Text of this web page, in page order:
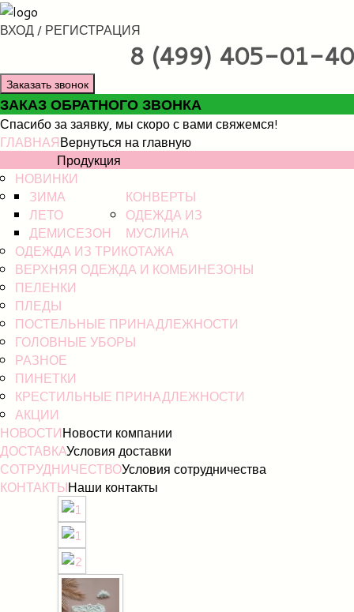
ВХОД / РЕГИСТРАЦИЯ
8 (499) 405-01-40
Заказать звонок
ЗАКАЗ ОБРАТНОГО ЗВОНКА
Спасибо за заявку, мы скоро с вами свяжемся!
ГЛАВНАЯВернуться на главную
Продукция
НОВИНКИ
КОНВЕРТЫ
ЗИМА
ЛЕТО
ДЕМИСЕЗОН
ОДЕЖДА ИЗ
МУСЛИНА
ОДЕЖДА ИЗ ТРИКОТАЖА
ВЕРХНЯЯ ОДЕЖДА И КОМБИНЕЗОНЫ
ПЕЛЕНКИ
ПЛЕДЫ
ПОСТЕЛЬНЫЕ ПРИНАДЛЕЖНОСТИ
ГОЛОВНЫЕ УБОРЫ
РАЗНОЕ
ПИНЕТКИ
КРЕСТИЛЬНЫЕ ПРИНАДЛЕЖНОСТИ
АКЦИИ
НОВОСТИНовости компании
ДОСТАВКАУсловия доставки
СОТРУДНИЧЕСТВОУсловия сотрудничества
КОНТАКТЫНаши контакты